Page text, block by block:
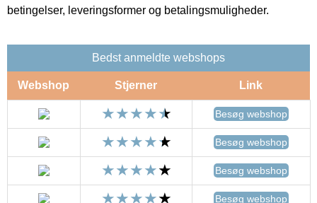
betingelser, leveringsformer og betalingsmuligheder.
Bedst anmeldte webshops
Webshop Stjerner Link
Besøg webshop
Besøg webshop
Besøg webshop
Besøg webshop